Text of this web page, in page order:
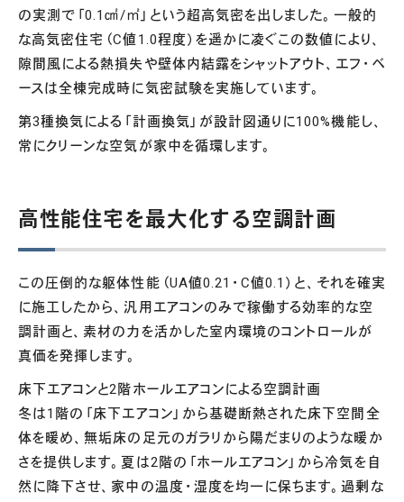
の実測で「0.1㎠/㎡」という超高気密を出しました。一般的
な高気密住宅（C値1.0程度）を遥かに凌ぐこの数値により、
隙間風による熱損失や壁体内結露をシャットアウト、エフ・ベ
ースは全棟完成時に気密試験を実施しています。
第3種換気による「計画換気」が設計図通りに100%機能し、
常にクリーンな空気が家中を循環します。
高性能住宅を最大化する空調計画
この圧倒的な躯体性能（UA値0.21・C値0.1）と、それを確実
に施工したから、汎用エアコンのみで稼働する効率的な空
調計画と、素材の力を活かした室内環境のコントロールが
真価を発揮します。
床下エアコンと2階ホールエアコンによる空調計画
冬は1階の「床下エアコン」から基礎断熱された床下空間全
体を暖め、無垢床の足元のガラリから陽だまりのような暖か
さを提供します。夏は2階の「ホールエアコン」から冷気を自
然に降下させ、家中の温度・湿度を均一に保ちます。過剰な